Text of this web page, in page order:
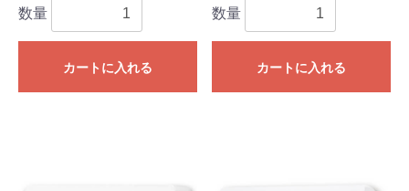
数量
カートに入れる
数量
カートに入れる